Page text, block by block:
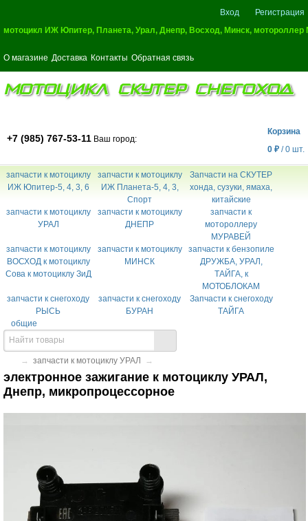
Вход
Регистрация
мотоцикл ИЖ Юпитер, Планета, Урал, Днепр, Восход, Минск,
О магазине Доставка Контакты Обратная связь
МОТОЦИКЛ СКУТЕР СНЕГОХОД
+7 (985) 767-53-11 Ваш город:
Корзина
0 ₽ /0 шт.
запчасти к мотоциклу
ИЖ Юпитер-5, 4, 3, 6
запчасти к мотоциклу
ИЖ Планета-5, 4, 3,
Спорт
Запчасти на СКУТЕР
хонда, сузуки, ямаха,
китайские
запчасти к мотоциклу
УРАЛ
запчасти к мотоциклу
ДНЕПР
запчасти к
мотороллеру
МУРАВЕЙ
запчасти к мотоциклу
ВОСХОД к мотоциклу
Сова к мотоциклу ЗиД
запчасти к мотоциклу
МИНСК
запчасти к бензопиле
ДРУЖБА, УРАЛ,
ТАЙГА, к
МОТОБЛОКАМ
запчасти к снегоходу
РЫСЬ
запчасти к снегоходу
БУРАН
Запчасти к снегоходу
ТАЙГА
общие
→ запчасти к мотоциклу УРАЛ →
электронное зажигание к мотоциклу УРАЛ,
Днепр, микропроцессорное